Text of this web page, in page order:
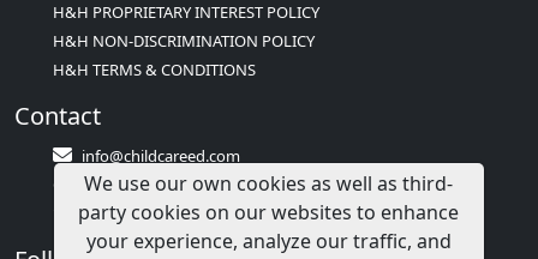
H&H PROPRIETARY INTEREST POLICY
H&H NON-DISCRIMINATION POLICY
H&H TERMS & CONDITIONS
Contact
info@childcareed.com
Contact Us
1(833)283-2241 (2TEACH1)
We use our own cookies as well as third-
party cookies on our websites to enhance
your experience, analyze our traffic, and